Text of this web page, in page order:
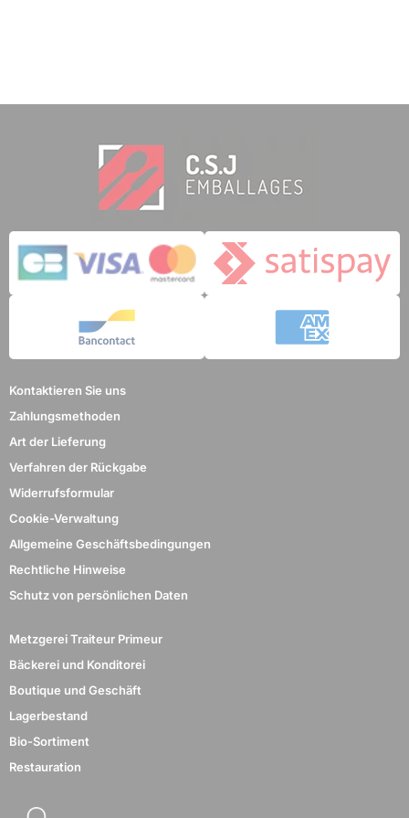
Kontaktieren Sie uns
Zahlungsmethoden
Art der Lieferung
Verfahren der Rückgabe
Widerrufsformular
Cookie-Verwaltung
Allgemeine Geschäftsbedingungen
Rechtliche Hinweise
Schutz von persönlichen Daten
Metzgerei Traiteur Primeur
Bäckerei und Konditorei
Boutique und Geschäft
Lagerbestand
Bio-Sortiment
Restauration